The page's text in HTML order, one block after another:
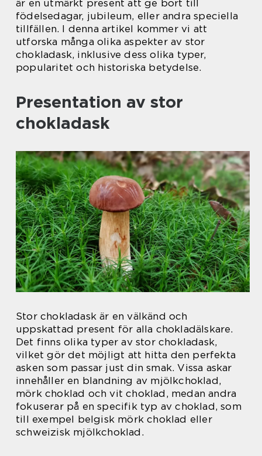
är en utmärkt present att ge bort till
födelsedagar, jubileum, eller andra speciella
tillfällen. I denna artikel kommer vi att
utforska många olika aspekter av stor
chokladask, inklusive dess olika typer,
popularitet och historiska betydelse.
Presentation av stor
chokladask
Stor chokladask är en välkänd och
uppskattad present för alla chokladälskare.
Det finns olika typer av stor chokladask,
vilket gör det möjligt att hitta den perfekta
asken som passar just din smak. Vissa askar
innehåller en blandning av mjölkchoklad,
mörk choklad och vit choklad, medan andra
fokuserar på en specifik typ av choklad, som
till exempel belgisk mörk choklad eller
schweizisk mjölkchoklad.